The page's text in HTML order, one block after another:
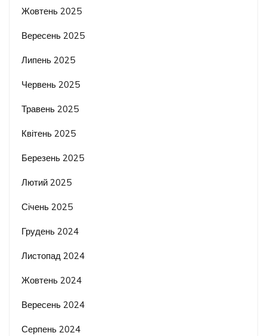
Жовтень 2025
Вересень 2025
Липень 2025
Червень 2025
Травень 2025
Квітень 2025
Березень 2025
Лютий 2025
Січень 2025
Грудень 2024
Листопад 2024
Жовтень 2024
Вересень 2024
Серпень 2024